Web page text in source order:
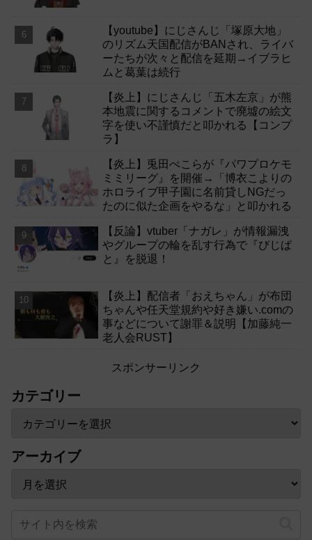
【youtube】にじさんじ「塚原大地」
のリズム天国配信がBANされ、ライバ
ーたちが次々と配信を延期→イブラヒ
ムと葛葉は続行
【炎上】にじさんじ「五木左京」が熊
本地震に関するコメントで廃墟の絵文
字を使い不謹慎だと叩かれる【コンプ
ラ】
【炎上】兎田ぺこらが『パワプロケモ
ミミリーグ』を開催→「博衣こよりの
ホロライブ甲子園に名前貸しNGだっ
たのに似た企画をやるな」と叩かれる
【反論】vtuber「ナガレ」が情報漏洩
やグループの輪を乱す行為で『びじぱ
と』を脱退！
【炎上】配信者「おえちゃん」が布団
ちゃんや任天堂規約や好き嫌い.comの
事などについて謝罪＆説明【加藤純一
老人会RUST】
スポンサーリンク
カテゴリー
アーカイブ